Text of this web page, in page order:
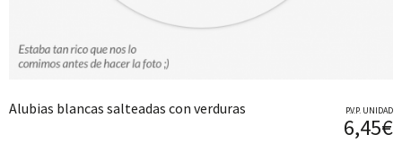
Alubias blancas salteadas con verduras P.V.P. UNIDAD
6,45€